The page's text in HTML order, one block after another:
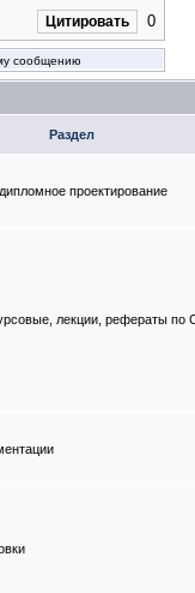
Цитировать 0
сообщению
Раздел
проектирование
лекции, рефераты по